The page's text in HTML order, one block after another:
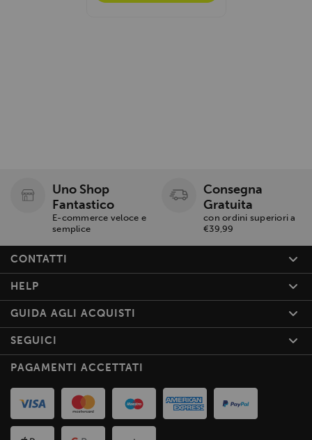
Uno Shop
Fantastico
E-commerce veloce e
semplice
Consegna
Gratuita
con ordini superiori a
€39,99
CONTATTI
HELP
GUIDA AGLI ACQUISTI
SEGUICI
PAGAMENTI ACCETTATI